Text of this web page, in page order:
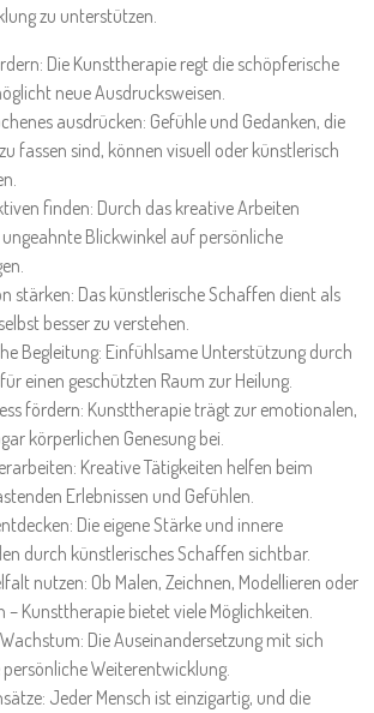
zu unterstützen.
Die Kunsttherapie regt die schöpferische
neue Ausdrucksweisen.
ausdrücken: Gefühle und Gedanken, die
fassen sind, können visuell oder künstlerisch
finden: Durch das kreative Arbeiten
Blickwinkel auf persönliche
stärken: Das künstlerische Schaffen dient als
besser zu verstehen.
Begleitung: Einfühlsame Unterstützung durch
einen geschützten Raum zur Heilung.
fördern: Kunsttherapie trägt zur emotionalen,
körperlichen Genesung bei.
Kreative Tätigkeiten helfen beim
Erlebnissen und Gefühlen.
Die eigene Stärke und innere
durch künstlerisches Schaffen sichtbar.
nutzen: Ob Malen, Zeichnen, Modellieren oder
– Kunsttherapie bietet viele Möglichkeiten.
Die Auseinandersetzung mit sich
Weiterentwicklung.
Jeder Mensch ist einzigartig, und die